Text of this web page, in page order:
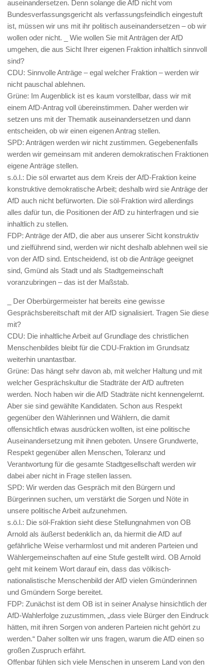
auseinandersetzen. Denn solange die AfD nicht vom
Bundesverfassungsgericht als verfassungsfeindlich eingestuft
ist, müssen wir uns mit ihr politisch auseinandersetzen – ob wir
wollen oder nicht. _ Wie wollen Sie mit Anträgen der AfD
umgehen, die aus Sicht Ihrer eigenen Fraktion inhaltlich sinnvoll
sind?
CDU: Sinnvolle Anträge – egal welcher Fraktion – werden wir
nicht pauschal ablehnen.
Grüne: Im Augenblick ist es kaum vorstellbar, dass wir mit
einem AfD-Antrag voll übereinstimmen. Daher werden wir
setzen uns mit der Thematik auseinandersetzen und dann
entscheiden, ob wir einen eigenen Antrag stellen.
SPD: Anträgen werden wir nicht zustimmen. Gegebenenfalls
werden wir gemeinsam mit anderen demokratischen Fraktionen
eigene Anträge stellen.
s.ö.l.: Die söl erwartet aus dem Kreis der AfD-Fraktion keine
konstruktive demokratische Arbeit; deshalb wird sie Anträge der
AfD auch nicht befürworten. Die söl-Fraktion wird allerdings
alles dafür tun, die Positionen der AfD zu hinterfragen und sie
inhaltlich zu stellen.
FDP: Anträge der AfD, die aber aus unserer Sicht konstruktiv
und zielführend sind, werden wir nicht deshalb ablehnen weil sie
von der AfD sind. Entscheidend, ist ob die Anträge geeignet
sind, Gmünd als Stadt und als Stadtgemeinschaft
voranzubringen – das ist der Maßstab.
_ Der Oberbürgermeister hat bereits eine gewisse
Gesprächsbereitschaft mit der AfD signalisiert. Tragen Sie diese
mit?
CDU: Die inhaltliche Arbeit auf Grundlage des christlichen
Menschenbildes bleibt für die CDU-Fraktion im Grundsatz
weiterhin unantastbar.
Grüne: Das hängt sehr davon ab, mit welcher Haltung und mit
welcher Gesprächskultur die Stadträte der AfD auftreten
werden. Noch haben wir die AfD Stadträte nicht kennengelernt.
Aber sie sind gewählte Kandidaten. Schon aus Respekt
gegenüber den Wählerinnen und Wählern, die damit
offensichtlich etwas ausdrücken wollten, ist eine politische
Auseinandersetzung mit ihnen geboten. Unsere Grundwerte,
Respekt gegenüber allen Menschen, Toleranz und
Verantwortung für die gesamte Stadtgesellschaft werden wir
dabei aber nicht in Frage stellen lassen.
SPD: Wir werden das Gespräch mit den Bürgern und
Bürgerinnen suchen, um verstärkt die Sorgen und Nöte in
unsere politische Arbeit aufzunehmen.
s.ö.l.: Die söl-Fraktion sieht diese Stellungnahmen von OB
Arnold als äußerst bedenklich an, da hiermit die AfD auf
gefährliche Weise verharmlost und mit anderen Parteien und
Wählergemeinschaften auf eine Stufe gestellt wird. OB Arnold
geht mit keinem Wort darauf ein, dass das völkisch-
nationalistische Menschenbild der AfD vielen Gmünderinnen
und Gmündern Sorge bereitet.
FDP: Zunächst ist dem OB ist in seiner Analyse hinsichtlich der
AfD-Wahlerfolge zuzustimmen, „dass viele Bürger den Eindruck
hätten, mit ihren Sorgen von anderen Parteien nicht gehört zu
werden.“ Daher sollten wir uns fragen, warum die AfD einen so
großen Zuspruch erfährt.
Offenbar fühlen sich viele Menschen in unserem Land von den